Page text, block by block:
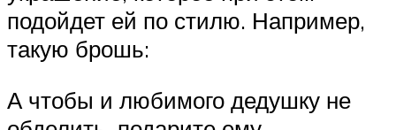
подойдет ей по стилю. Например,
такую брошь:
А чтобы и любимого дедушку не